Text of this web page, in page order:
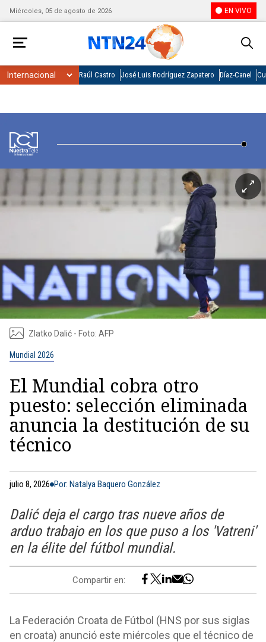
Miércoles, 05 de agosto de 2026 EN VIVO
Raúl Castro José Luis Rodríguez Zapatero Díaz-Canel
Zlatko Dalić - Foto: AFP
Mundial 2026
El Mundial cobra otro
puesto: selección eliminada
anuncia la destitución de su
técnico
julio 8, 2026 Por: Natalya Baquero González
Dalić deja el cargo tras nueve años de
arduo trabajo en los que puso a los 'Vatreni'
en la élite del fútbol mundial.
Compartir en:
La Federación Croata de Fútbol (HNS por sus siglas
en croata) anunció este miércoles que el técnico de